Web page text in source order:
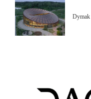
Dymak